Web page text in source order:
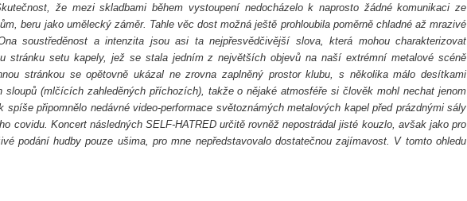
že mezi skladbami během vystoupení nedocházelo k naprosto žádné komunikaci ze
beru jako umělecký záměr. Tahle věc dost možná ještě prohloubila poměrně chladné až mrazivé
soustředěnost a intenzita jsou asi ta nejpřesvědčivější slova, která mohou charakterizovat
stránku setu kapely, jež se stala jedním z největších objevů na naší extrémní metalové scéně
stránkou se opětovně ukázal ne zrovna zaplněný prostor klubu, s několika málo desítkami
sloupů (mlčících zahleděných příchozích), takže o nějaké atmosféře si člověk mohl nechat jenom
spíše připomnělo nedávné video-performace světoznámých metalových kapel před prázdnými sály
covidu. Koncert následných SELF-HATRED určitě rovněž nepostrádal jisté kouzlo, avšak jako pro
podání hudby pouze ušima, pro mne nepředstavovalo dostatečnou zajímavost. V tomto ohledu